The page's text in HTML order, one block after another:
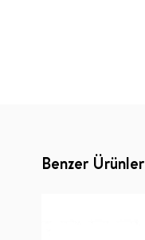
Benzer Ürünler